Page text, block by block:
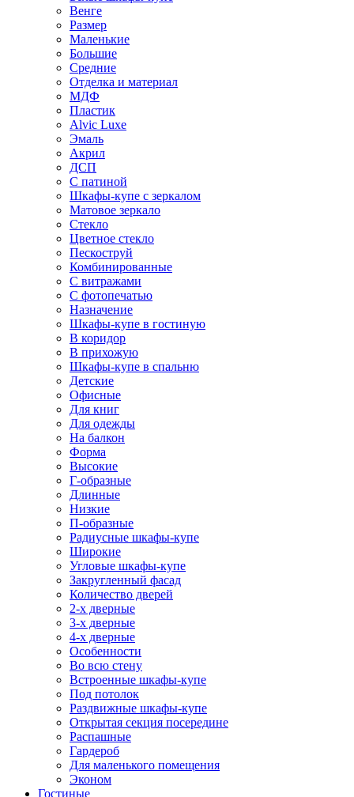
Венге
Размер
Маленькие
Большие
Средние
Отделка и материал
МДФ
Пластик
Alvic Luxe
Эмаль
Акрил
ДСП
С патиной
Шкафы-купе с зеркалом
Матовое зеркало
Стекло
Цветное стекло
Пескоструй
Комбинированные
С витражами
С фотопечатью
Назначение
Шкафы-купе в гостиную
В коридор
В прихожую
Шкафы-купе в спальню
Детские
Офисные
Для книг
Для одежды
На балкон
Форма
Высокие
Г-образные
Длинные
Низкие
П-образные
Радиусные шкафы-купе
Широкие
Угловые шкафы-купе
Закругленный фасад
Количество дверей
2-х дверные
3-х дверные
4-х дверные
Особенности
Во всю стену
Встроенные шкафы-купе
Под потолок
Раздвижные шкафы-купе
Открытая секция посередине
Распашные
Гардероб
Для маленького помещения
Эконом
Гостиные